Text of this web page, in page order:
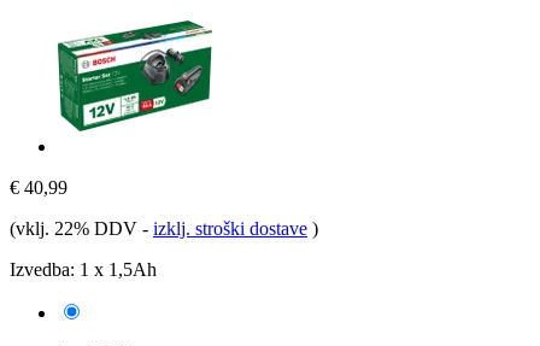
€ 40,99
(vklj. 22% DDV - izklj. stroški dostave )
Izvedba: 1 x 1,5Ah